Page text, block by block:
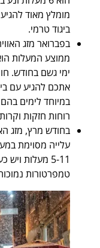
מומלץ מאוד
ביגוד טרמי.
בפברואר מזג
ימי גשם בחודש.
אתכם להגיע עם
במיוחד לימים
רוחות חזקות
בחודש מרץ, מזג
5-11 מעלות
טמפרטורות